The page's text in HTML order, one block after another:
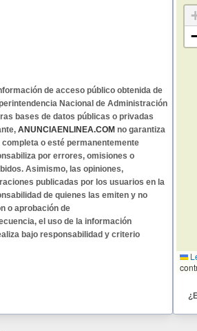
de acceso público obtenida de
Nacional de Administración
bases de datos públicas o privadas
ANUNCIAENLINEA.COM no garantiza
o esté permanentemente
por errores, omisiones o
Asimismo, las opiniones,
publicadas por los usuarios en la
de quienes las emiten y no
o aprobación de
el uso de la información
bajo responsabilidad y criterio